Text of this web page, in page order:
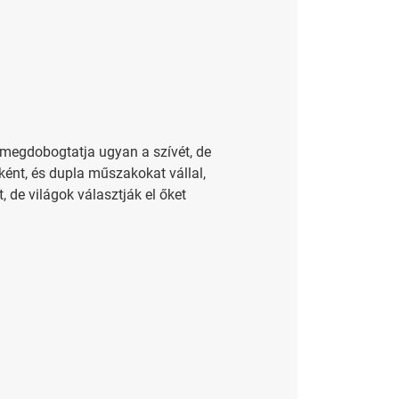
ugyan a szívét, de
és dupla műszakokat vállal,
de világok választják el őket